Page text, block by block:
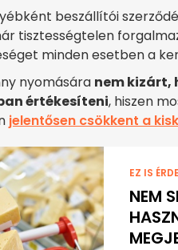
beszállítói
tisztességtelen
minden esetben a
nyomására nem kizárt,
értékesíteni, hiszen
jelentősen csökkent a
EZ IS
NEM